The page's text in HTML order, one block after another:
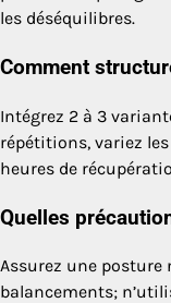
les déséquilibres.
Comment
Intégrez 2 à 3
répétitions, variez
heures de
Quelles
Assurez une posture
balancements;